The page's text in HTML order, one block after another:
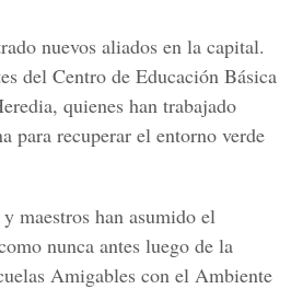
nuevos aliados en la capital.
del Centro de Educación Básica
, quienes han trabajado
para recuperar el entorno verde
maestros han asumido el
nunca antes luego de la
Amigables con el Ambiente